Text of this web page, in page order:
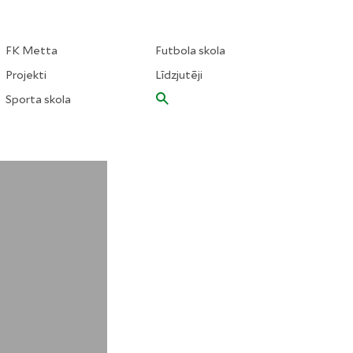
FK Metta
Projekti
Sporta skola
Futbola skola
Līdzjutēji